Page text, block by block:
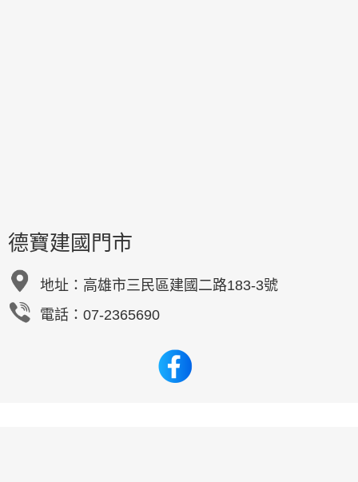
德寶建國門市
地址： 高雄市三民區建國二路183-3號
電話：07-2365690